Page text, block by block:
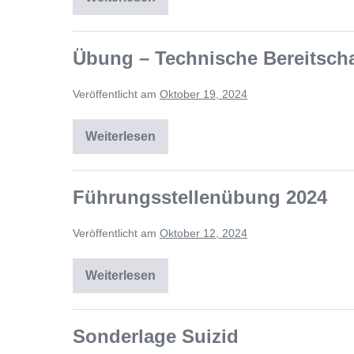
Übung – Technische
Veröffentlicht am Oktober 19, 2024
Weiterlesen
Führungsstellenübung 2024
Veröffentlicht am Oktober 12, 2024
Weiterlesen
Sonderlage Suizid